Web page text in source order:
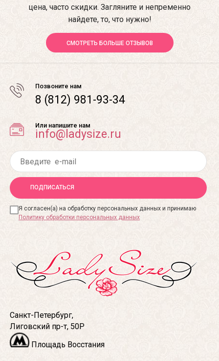
цена, часто скидки. Загляните и непременно
найдете, то, что нужно!
СМОТРЕТЬ БОЛЬШЕ ОТЗЫВОВ
Позвоните нам
8 (812) 981-93-34
Или напишите нам
info@ladysize.ru
ПОДПИСАТЬСЯ
Я согласен(а) на обработку персональных данных и принимаю
Политику обработки персональных данных
Санкт-Петербург,
Лиговский пр-т, 50Р
Площадь Восстания